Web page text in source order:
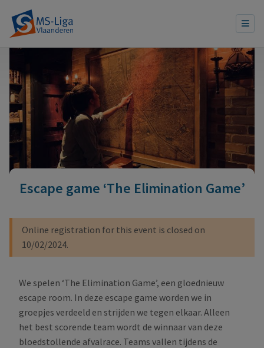
Escape game ‘The Elimination Game’
Waarschuwingsbericht
Online registration for this event is closed on
10/02/2024.
We spelen ‘The Elimination Game’, een gloednieuw
escape room. In deze escape game worden we in
groepjes verdeeld en strijden we tegen elkaar. Alleen
het best scorende team wordt de winnaar van deze
bloedstollende afvalrace. Teams vallen tijdens de